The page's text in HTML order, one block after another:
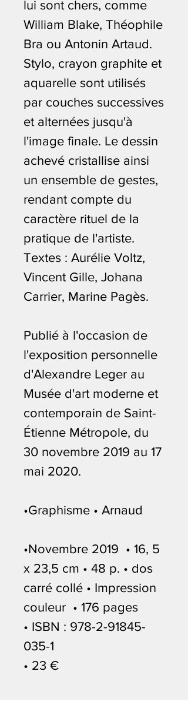
lui sont chers, comme
William Blake, Théophile
Bra ou Antonin Artaud.
Stylo, crayon graphite et
aquarelle sont utilisés
par couches successives
et alternées jusqu'à
l'image finale. Le dessin
achevé cristallise ainsi
un ensemble de gestes,
rendant compte du
caractère rituel de la
pratique de l'artiste.
Textes : Aurélie Voltz,
Vincent Gille, Johana
Carrier, Marine Pagès.
Publié à l'occasion de
l'exposition personnelle
d'Alexandre Leger au
Musée d'art moderne et
contemporain de Saint-
Étienne Métropole, du
30 novembre 2019 au 17
mai 2020.
•Graphisme • Arnaud
•Novembre 2019 • 16, 5
x 23,5 cm • 48 p. • dos
carré collé • Impression
couleur • 176 pages
• ISBN : 978-2-91845-
035-1
• 23 €